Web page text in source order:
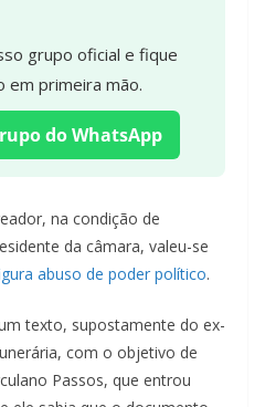
grupo oficial e fique
primeira mão.
do WhatsApp
na condição de
da câmara, valeu-se
abuso de poder político.
texto, supostamente do ex-
com o objetivo de
Passos, que entrou